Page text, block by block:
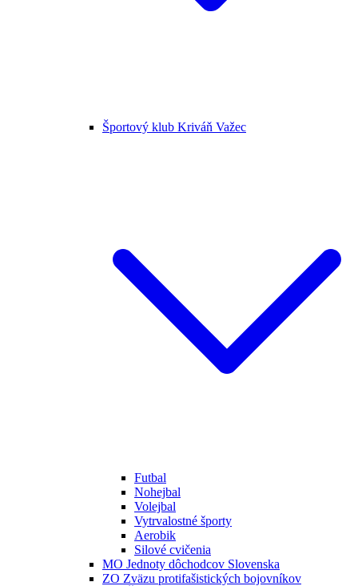
Športový klub Kriváň Važec
Futbal
Nohejbal
Volejbal
Vytrvalostné športy
Aerobik
Silové cvičenia
MO Jednoty dôchodcov Slovenska
ZO Zväzu protifašistických bojovníkov